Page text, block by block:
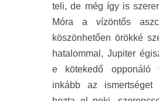
teli, de még így is
Móra a vízöntős
köszönhetően örökké
hatalommal, Jupiter
e kötekedő opponáló
inkább az